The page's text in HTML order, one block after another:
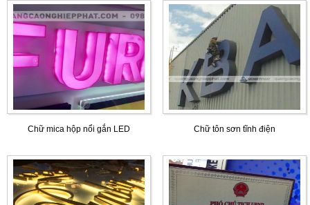
Chữ mica hộp nổi gắn LED Chữ tôn sơn tĩnh điện